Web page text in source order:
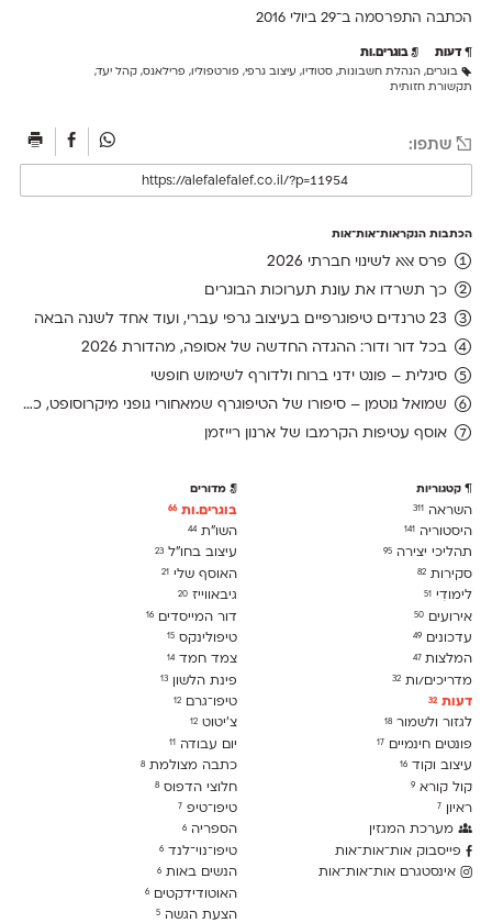
הכתבה התפרסמה ב־29 ב יולי 2016
דעות בוגרים.ות
בוגרים, הנהלת חשבונות, סטודיו , עיצוב גרפי, פורטפוליו , פרילאנס, קהל יעד,
תקשורת חזותית
שתפו:
הכתבות הנקראות־אות־אות
פרס אאא לשינוי חברתי 2026
כך תשרדו את עונת תערוכות הבוגרים
23 טרנדים טיפוגרפיים בעיצוב גרפי עברי, ועוד אחד לשנה הבאה
בכל דור ודור: ההגדה החדשה של אסופה, מהדורת 2026
סיגלית – פונט ידני ברוח ולדורף לשימוש חופשי
שמואל גוטמן – סיפורו של הטיפוגרף שמאחורי גופני מיקרוסופט, כפי שנחשף בארכיון של נינתו
אוסף עטיפות הקרמבו של ארנון רייזמן
קטגוריות
השראה 311
היסטוריה 141
תהליכי יצירה 95
סקירות 82
לימודִי 51
אירועים 50
עדכונים 49
המלצות47
מדריכים/ות 32
דעות 32
לגזור ולשמור 18
פונטים חינמיים 17
עיצוב וקוד 16
קול קורא 9
ראיון 7
מערכת המגזין
פייסבוק אות־אות־אות
אינסטגרם אות־אות־אות
מדורים
בוגרים.ות66
השו״ת44
עיצוב בחו"ל23
האוסף שלי21
גיבאווייז20
דור המייסדים16
טיפולינקס15
צמד חמד14
פינת הלשון13
טיפו־גרם12
צ׳יטוט12
יום עבודה11
כתבה מצולמת8
חלוצי הדפוס8
טיפו־טיפ7
הספריה6
טיפו־נוי־לנד6
הנשים באות6
האוטודידקטים6
הצעת הגשה5